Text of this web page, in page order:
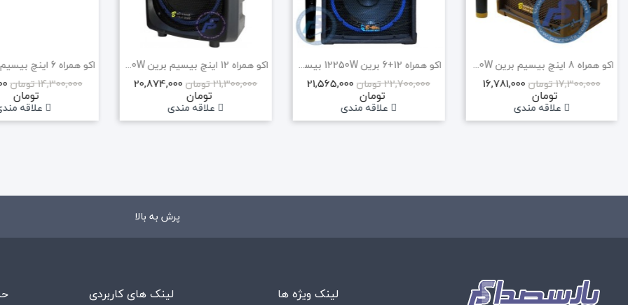
اکو همراه 8 اینچ بیسیم برین 1880W
17,300,000 تومان
16,781,000
تومان
علاقه مندی
اکو همراه 12+6 برین 12250W بیسیم
22,700,000 تومان
21,565,000
تومان
علاقه مندی
اکو همراه 12 اینچ بیسیم برین 12200W
21,300,000 تومان
20,874,000
تومان
علاقه مندی
14,300,000 تومان
تومان
علاقه
پرش به بالا
لینک ویژه ها لینک های کاربردی